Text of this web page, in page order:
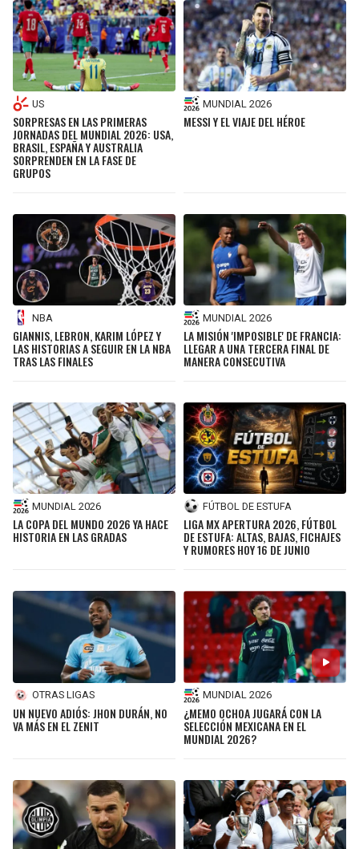
US
SORPRESAS EN LAS PRIMERAS
JORNADAS DEL MUNDIAL 2026: USA,
BRASIL, ESPAÑA Y AUSTRALIA
SORPRENDEN EN LA FASE DE
GRUPOS
MUNDIAL 2026
MESSI Y EL VIAJE DEL HÉROE
NBA
GIANNIS, LEBRON, KARIM LÓPEZ Y
LAS HISTORIAS A SEGUIR EN LA NBA
TRAS LAS FINALES
MUNDIAL 2026
LA MISIÓN 'IMPOSIBLE' DE FRANCIA:
LLEGAR A UNA TERCERA FINAL DE
MANERA CONSECUTIVA
MUNDIAL 2026
LA COPA DEL MUNDO 2026 YA HACE
HISTORIA EN LAS GRADAS
FÚTBOL DE ESTUFA
LIGA MX APERTURA 2026, FÚTBOL
DE ESTUFA: ALTAS, BAJAS, FICHAJES
Y RUMORES HOY 16 DE JUNIO
OTRAS LIGAS
UN NUEVO ADIÓS: JHON DURÁN, NO
VA MÁS EN EL ZENIT
MUNDIAL 2026
¿MEMO OCHOA JUGARÁ CON LA
SELECCIÓN MEXICANA EN EL
MUNDIAL 2026?